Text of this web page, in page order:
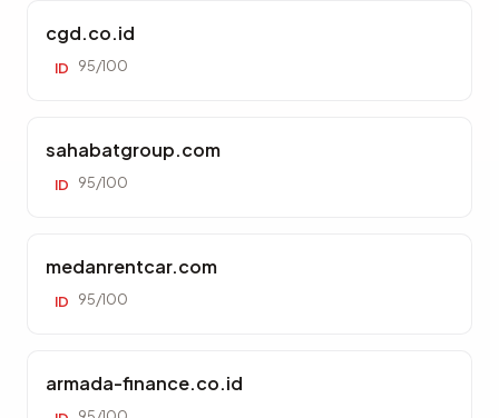
cgd.co.id
ID 95/100
sahabatgroup.com
ID 95/100
medanrentcar.com
ID 95/100
armada-finance.co.id